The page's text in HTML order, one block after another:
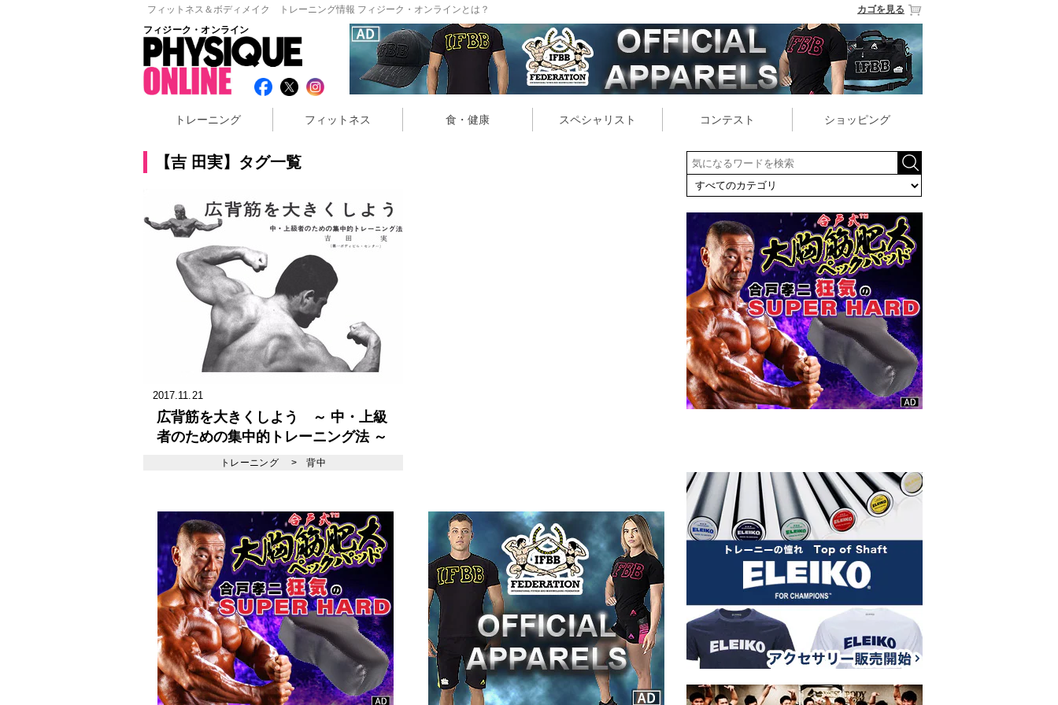
フィットネス＆ボディメイク トレーニング情報 フィジーク・オンラインとは？
カゴを見る
フィジーク・オンライン
トレーニング フィットネス 食・健康 スペシャリスト コンテスト ショッピング
【吉 田実】タグ一覧
2017.11.21
広背筋を大きくしよう ～ 中・上級
者のための集中的トレーニング法 ～
トレーニング>背中